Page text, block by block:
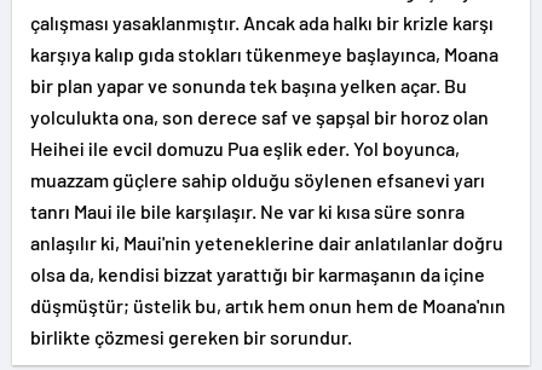
çalışması yasaklanmıştır. Ancak ada halkı bir krizle karşı
karşıya kalıp gıda stokları tükenmeye başlayınca, Moana
bir plan yapar ve sonunda tek başına yelken açar. Bu
yolculukta ona, son derece saf ve şapşal bir horoz olan
Heihei ile evcil domuzu Pua eşlik eder. Yol boyunca,
muazzam güçlere sahip olduğu söylenen efsanevi yarı
tanrı Maui ile bile karşılaşır. Ne var ki kısa süre sonra
anlaşılır ki, Maui'nin yeteneklerine dair anlatılanlar doğru
olsa da, kendisi bizzat yarattığı bir karmaşanın da içine
düşmüştür; üstelik bu, artık hem onun hem de Moana'nın
birlikte çözmesi gereken bir sorundur.